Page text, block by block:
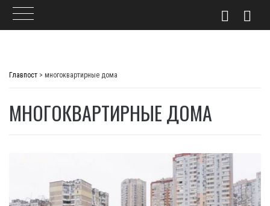
Главпост > многоквартирные дома
МНОГОКВАРТИРНЫЕ ДОМА